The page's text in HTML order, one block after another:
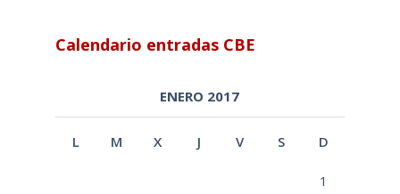
Calendario entradas CBE
ENERO 2017
L M X J V S D
1